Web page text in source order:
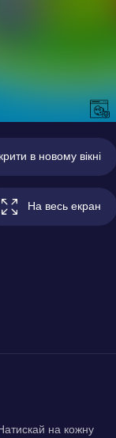
в новому вікні
На весь екран
на кожну